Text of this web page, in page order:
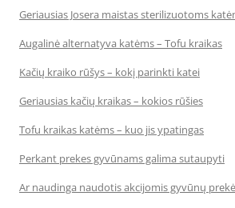
Geriausias Josera maistas sterilizuotoms
Augalinė alternatyva katėms – Tofu kraikas
Kačių kraiko rūšys – kokį parinkti katei
Geriausias kačių kraikas – kokios rūšies
Tofu kraikas katėms – kuo jis ypatingas
Perkant prekes gyvūnams galima sutaupyti
Ar naudinga naudotis akcijomis gyvūnų